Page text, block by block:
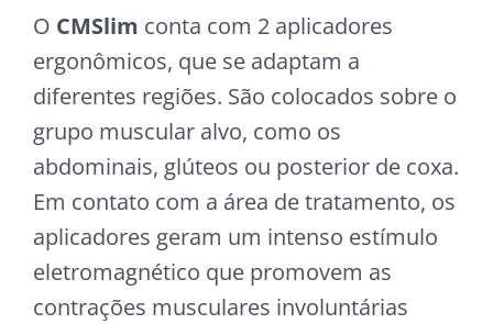
O CMSlim conta com 2 aplicadores
ergonômicos, que se adaptam a
diferentes regiões. São colocados sobre o
grupo muscular alvo, como os
abdominais, glúteos ou posterior de coxa.
Em contato com a área de tratamento, os
aplicadores geram um intenso estímulo
eletromagnético que promovem as
contrações musculares involuntárias